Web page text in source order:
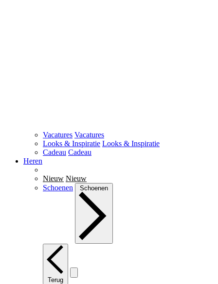
Vacatures Vacatures
Looks & Inspiratie Looks & Inspiratie
Cadeau Cadeau
Heren
Nieuw Nieuw
Schoenen
Schoenen
Terug